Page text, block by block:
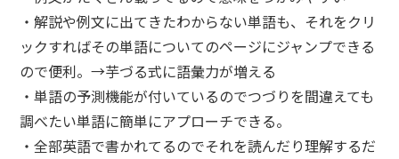
・解説や例文に出てきたわからない単語も、それをクリ
ックすればその単語についてのページにジャンプできる
ので便利。→芋づる式に語彙力が増える
・単語の予測機能が付いているのでつづりを間違えても
調べたい単語に簡単にアプローチできる。
・全部英語で書かれてるのでそれを読んだり理解するだ